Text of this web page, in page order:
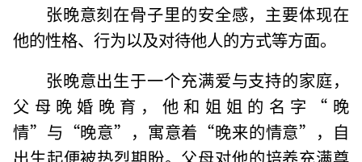
张晚意刻在骨子里的安全感，主要体现在
他的性格、行为以及对待他人的方式等方面。
张晚意出生于一个充满爱与支持的家庭，
父母晚婚晚育，他和姐姐的名字“晚
情”与“晚意”，寓意着“晚来的情意”，自
出生起便被热烈期盼。父母对他的培养充满尊